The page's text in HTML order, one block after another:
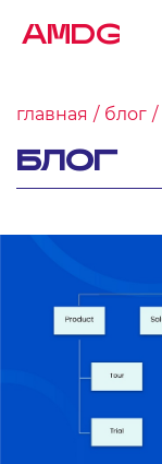
AMDG
главная блог
БЛОГ